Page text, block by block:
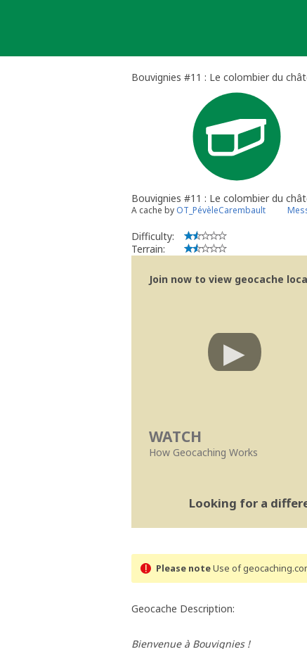
Bouvignies #11 : Le colombier du
Bouvignies #11 : Le colombier du
A cache by OT_PévèleCarembault
Difficulty:
Terrain:
Join now to view geocache
WATCH
How Geocaching Works
Looking for a
Please noteUse of
Geocache Description:
Bienvenue à Bouvignies !